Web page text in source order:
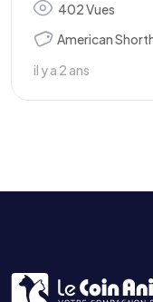
402 Vues
American
il y a 2 ans